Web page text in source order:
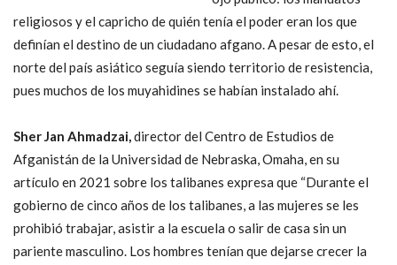
religiosos y el capricho de quién tenía el poder eran los que
definían el destino de un ciudadano afgano. A pesar de esto, el
norte del país asiático seguía siendo territorio de resistencia,
pues muchos de los muyahidines se habían instalado ahí.
Sher Jan Ahmadzai,director del Centro de Estudios de
Afganistán de la Universidad de Nebraska, Omaha, en su
artículo en 2021 sobre los talibanes expresa que “Durante el
gobierno de cinco años de los talibanes, a las mujeres se les
prohibió trabajar, asistir a la escuela o salir de casa sin un
pariente masculino. Los hombres tenían que dejarse crecer la